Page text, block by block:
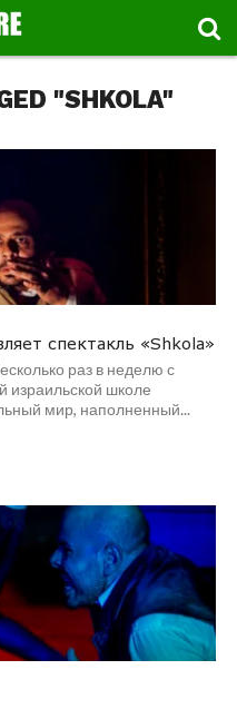
"SHKOLA"
спектакль «Shkola»
раз в неделю с
израильской школе
мир, наполненный...